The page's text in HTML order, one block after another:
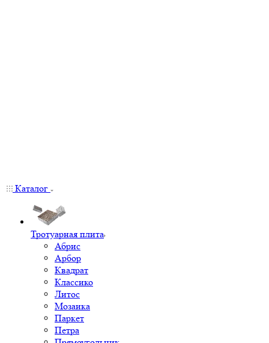
Каталог
Тротуарная плита
Абрис
Арбор
Квадрат
Классико
Литос
Мозаика
Паркет
Петра